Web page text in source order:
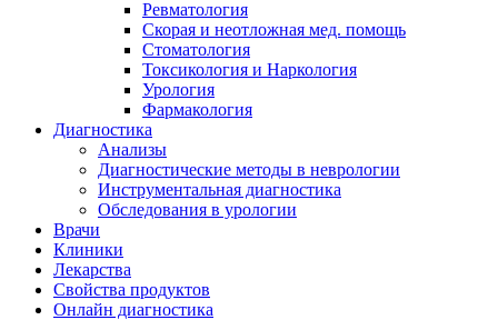
Ревматология
Скорая и неотложная мед. помощь
Стоматология
Токсикология и Наркология
Урология
Фармакология
Диагностика
Анализы
Диагностические методы в неврологии
Инструментальная диагностика
Обследования в урологии
Врачи
Клиники
Лекарства
Свойства продуктов
Онлайн диагностика